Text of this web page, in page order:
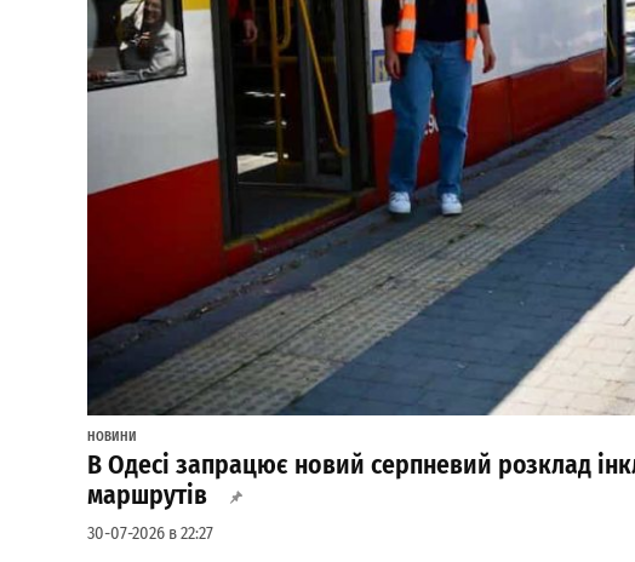
НОВИНИ
В Одесі запрацює новий серпневий розклад
маршрутів
30-07-2026 в 22:27